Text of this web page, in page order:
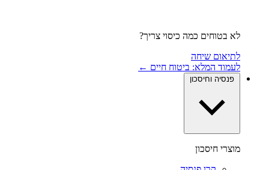
לא בטוחים כמה כיסוי צריך?
לתיאום שיחה
לעמוד המלא: ביטוח חיים ←
פנסיה וחיסכון
מוצרי חיסכון